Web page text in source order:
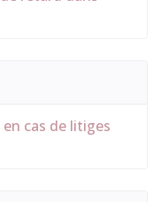
cas de litiges